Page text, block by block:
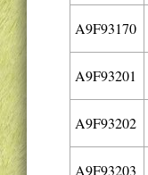
A9F93170
A9F93201
A9F93202
A9F93203